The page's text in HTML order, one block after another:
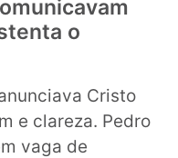
o
Cristo
e clareza. Pedro
vaga de